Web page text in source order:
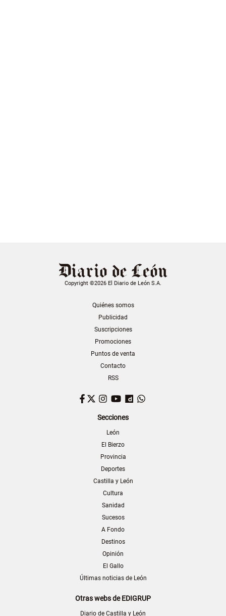
Copyright ©2026 El Diario de León S.A.
Quiénes somos
Publicidad
Suscripciones
Promociones
Puntos de venta
Contacto
RSS
Facebook
TwitterInstagram
YouTubeDailymotion
Secciones
León
El Bierzo
Provincia
Deportes
Castilla y León
Cultura
Sanidad
Sucesos
A Fondo
Destinos
Opinión
El Gallo
Últimas noticias de León
Otras webs de EDIGRUP
Diario de Castilla y León